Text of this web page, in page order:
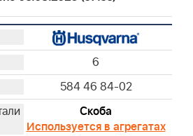
6
584 46 84-02
Скоба
Используется в агрегатах